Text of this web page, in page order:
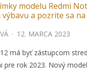
modelu Redmi
a pozrite sa na
· 12. MARCA 2023
má byť zástupcom
pre rok 2023. Nový